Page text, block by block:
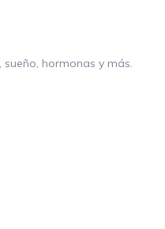
hormonas y más.